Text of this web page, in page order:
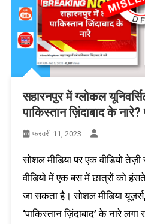
सहारनपुर में ग्लोकल
पाकिस्तान ज़िंदाबाद के
फ़रवरी 11, 2023
सोशल मीडिया पर एक वीडियो
वीडियो में एक बस में छात्रों को
जा सकता है। सोशल मीडिया
‘पाकिस्तान ज़िंदाबाद’ के नारे